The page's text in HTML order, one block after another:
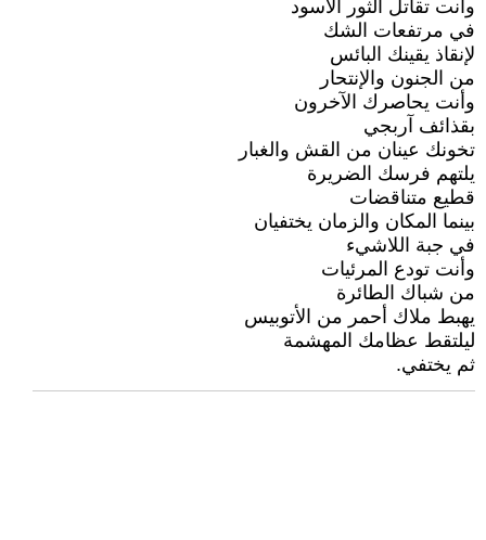
وأنت تقاتل الثور الأسود
في مرتفعات الشك
لإنقاذ يقينك البائس
من الجنون والإنتحار
وأنت يحاصرك الآخرون
بقذائف آربجي
تخونك عينان من القش والغبار
يلتهم فرسك الضريرة
قطيع متناقضات
بينما المكان والزمان يختفيان
في جبة اللاشيء
وأنت تودع المرئيات
من شباك الطائرة
يهبط ملاك أحمر من الأتوبيس
ليلتقط عظامك المهشمة
ثم يختفي.